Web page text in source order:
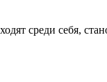
среди себя,